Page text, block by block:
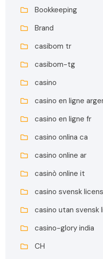
Bookkeeping
Brand
casibom tr
casibom-tg
casino
casino en ligne
casino en ligne fr
casino onlina ca
casino online ar
casinò online it
casino svensk licens
casino utan svensk
casino-glory india
CH